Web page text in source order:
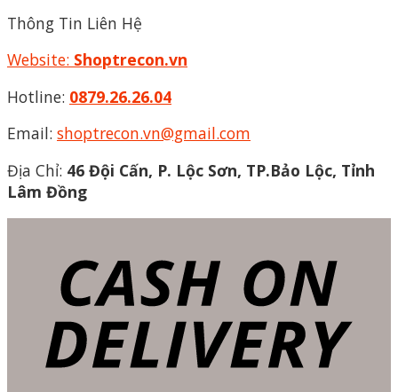
Thông Tin Liên Hệ
Website: Shoptrecon.vn
Hotline: 0879.26.26.04
Email: shoptrecon.vn@gmail.com
Địa Chỉ: 46 Đội Cấn, P. Lộc Sơn, TP.Bảo Lộc, Tỉnh
Lâm Đồng